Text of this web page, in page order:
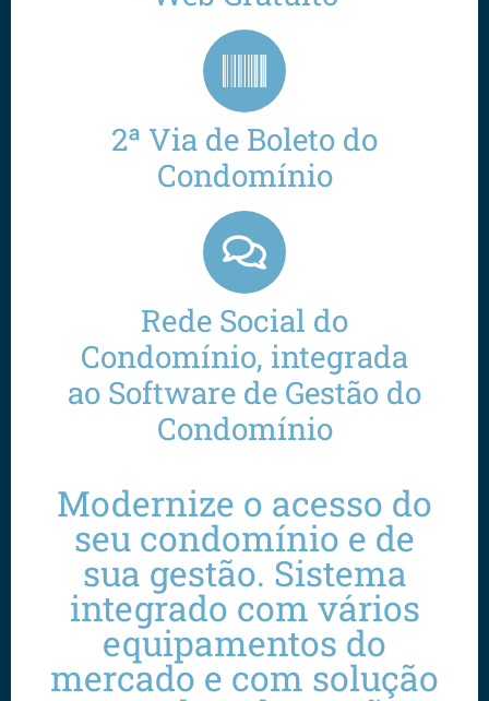
2ª Via de Boleto do
Condomínio
Rede Social do
Condomínio, integrada
ao Software de Gestão do
Condomínio
Modernize o acesso do
seu condomínio e de
sua gestão. Sistema
integrado com vários
equipamentos do
mercado e com solução